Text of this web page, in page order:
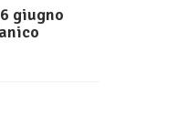
giugno